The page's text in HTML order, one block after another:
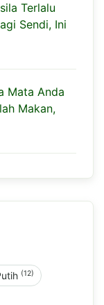
Terlalu
Sendi, Ini
Mata Anda
Makan,
(12)